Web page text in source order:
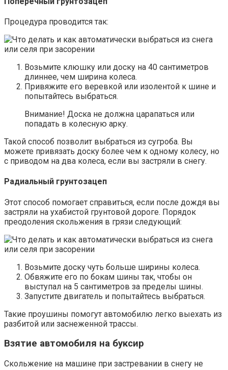
Процедура проводится так:
Возьмите клюшку или доску на 40 сантиметров
длиннее, чем ширина колеса.
Привяжите его веревкой или изолентой к шине и
попытайтесь выбраться.
Внимание! Доска не должна царапаться или
попадать в колесную арку.
Такой способ позволит выбраться из сугроба. Вы
можете привязать доску более чем к одному колесу, но
с приводом на два колеса, если вы застряли в снегу.
Радиальный грунтозацеп
Этот способ помогает справиться, если после дождя вы
застряли на ухабистой грунтовой дороге. Порядок
преодоления скольжения в грязи следующий:
Возьмите доску чуть больше ширины колеса.
Обвяжите его по бокам шины так, чтобы он
выступал на 5 сантиметров за пределы шины.
Запустите двигатель и попытайтесь выбраться.
Такие проушины помогут автомобилю легко выехать из
разбитой или заснеженной трассы.
Взятие автомобиля на буксир
Скольжение на машине при застревании в снегу не